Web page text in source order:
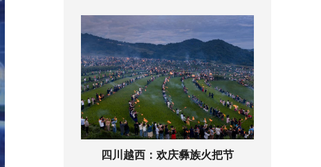
四川越西：欢庆彝族火把节